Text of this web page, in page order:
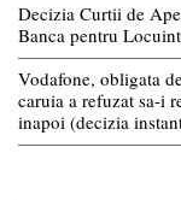
Decizia Curtii de
Banca pentru
Vodafone, obligata
caruia a refuzat sa-i
inapoi (decizia